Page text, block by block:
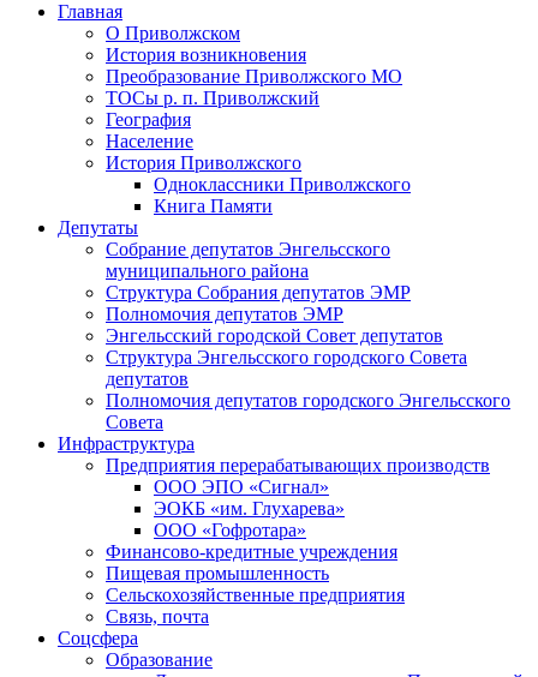
Главная
О Приволжском
История возникновения
Преобразование Приволжского МО
ТОСы р. п. Приволжский
География
Население
История Приволжского
Одноклассники Приволжского
Книга Памяти
Депутаты
Собрание депутатов Энгельсского
муниципального района
Структура Собрания депутатов ЭМР
Полномочия депутатов ЭМР
Энгельсский городской Совет депутатов
Структура Энгельсского городского Совета
депутатов
Полномочия депутатов городского Энгельсского
Совета
Инфраструктура
Предприятия перерабатывающих производств
ООО ЭПО «Сигнал»
ЭОКБ «им. Глухарева»
ООО «Гофротара»
Финансово-кредитные учреждения
Пищевая промышленность
Сельскохозяйственные предприятия
Связь, почта
Соцсфера
Образование